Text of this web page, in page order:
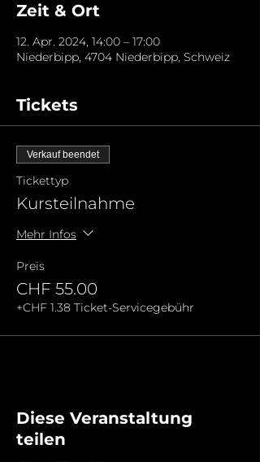
Zeit & Ort
12. Apr. 2024, 14:00 – 17:00
Niederbipp, 4704 Niederbipp, Schweiz
Tickets
Verkauf beendet
Tickettyp
Kursteilnahme
Mehr Infos
Preis
CHF 55.00
+CHF 1.38 Ticket-Servicegebühr
Diese Veranstaltung
teilen